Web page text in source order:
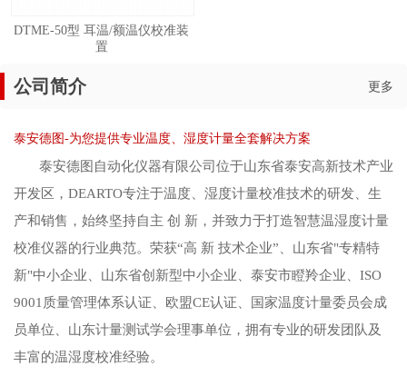
DTME-50型 耳温/额温仪校准装
置
公司简介 更多
泰安德图-为您提供专业温度、湿度计量全套解决方案
泰安德图自动化仪器有限公司位于山东省泰安高新技术产业
开发区，DEARTO专注于温度、湿度计量校准技术的研发、生
产和销售，始终坚持自主 创 新，并致力于打造智慧温湿度计量
校准仪器的行业典范。荣获“高 新 技术企业”、山东省"专精特
新"中小企业、山东省创新型中小企业、泰安市瞪羚企业、ISO
9001质量管理体系认证、欧盟CE认证、国家温度计量委员会成
员单位、山东计量测试学会理事单位，拥有专业的研发团队及
丰富的温湿度校准经验。